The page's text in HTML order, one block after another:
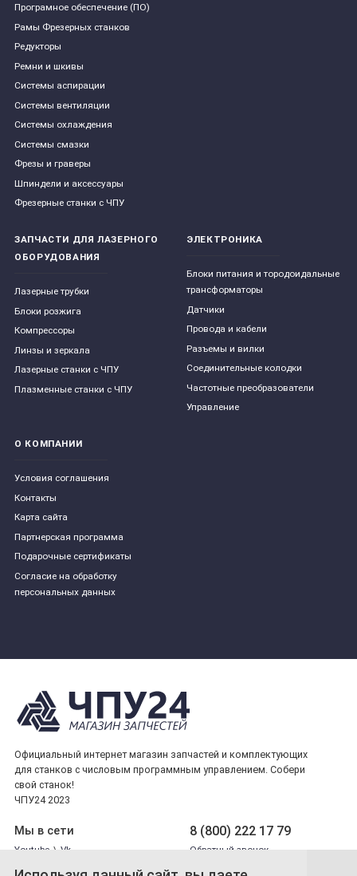
Програмное обеспечение (ПО)
Рамы Фрезерных станков
Редукторы
Ремни и шкивы
Системы аспирации
Системы вентиляции
Системы охлаждения
Системы смазки
Фрезы и граверы
Шпиндели и аксессуары
Фрезерные станки с ЧПУ
ЗАПЧАСТИ ДЛЯ ЛАЗЕРНОГО
ОБОРУДОВАНИЯ
Лазерные трубки
Блоки розжига
Компрессоры
Линзы и зеркала
Лазерные станки с ЧПУ
Плазменные станки с ЧПУ
ЭЛЕКТРОНИКА
Блоки питания и тородоидальные
трансформаторы
Датчики
Провода и кабели
Разъемы и вилки
Соединительные колодки
Частотные преобразователи
Управление
О КОМПАНИИ
Условия соглашения
Контакты
Карта сайта
Партнерская программа
Подарочные сертификаты
Согласие на обработку
персональных данных
Официальный интернет магазин запчастей и комплектующих
для станков с числовым программным управлением. Собери
свой станок!
ЧПУ24 2023
8 (800) 222 17 79
Обратный звонок
Мы в сети
Youtube \ Vk